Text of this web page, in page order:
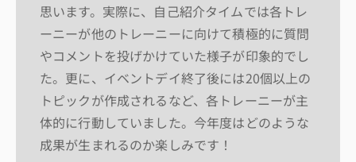
思います。実際に、自己紹介タイムでは各トレ
ーニーが他のトレーニーに向けて積極的に質問
やコメントを投げかけていた様子が印象的でし
た。更に、イベントデイ終了後には20個以上の
トピックが作成されるなど、各トレーニーが主
体的に行動していました。今年度はどのような
成果が生まれるのか楽しみです！